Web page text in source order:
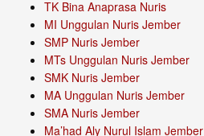
TK Bina Anaprasa Nuris
MI Unggulan Nuris Jember
SMP Nuris Jember
MTs Unggulan Nuris Jember
SMK Nuris Jember
MA Unggulan Nuris Jember
SMA Nuris Jember
Ma’had Aly Nurul Islam Jember